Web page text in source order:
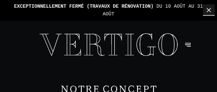
CARTE -1 ADDITION PAR TABLE
NOTRE CONCEPT